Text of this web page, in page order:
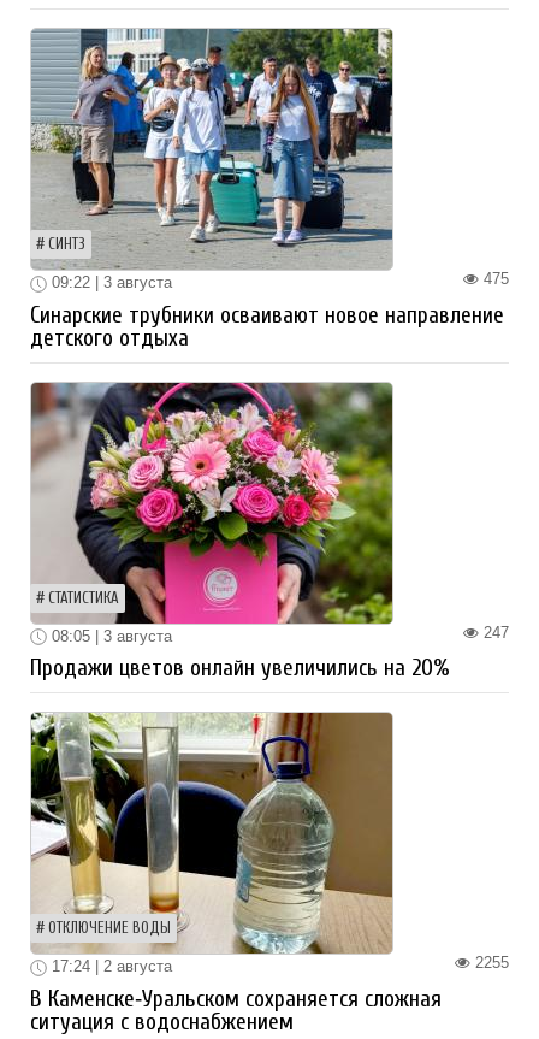
СИНТЗ
475
09:22 | 3 августа
Синарские трубники осваивают новое направление
детского отдыха
СТАТИСТИКА
247
08:05 | 3 августа
Продажи цветов онлайн увеличились на 20%
ОТКЛЮЧЕНИЕ ВОДЫ
2255
17:24 | 2 августа
В Каменске‑Уральском сохраняется сложная
ситуация с водоснабжением